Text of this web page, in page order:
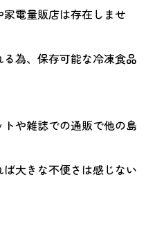
電量販店は存在しませ
為、保存可能な冷凍食品
や雑誌での通販で他の島
大きな不便さは感じない